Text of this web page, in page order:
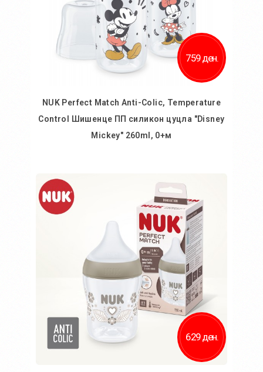
759 ден.
NUK Perfect Match Anti-Colic, Temperature
Control Шишенце ПП силикон цуцла "Disney
Mickey" 260ml, 0+м
629 ден.